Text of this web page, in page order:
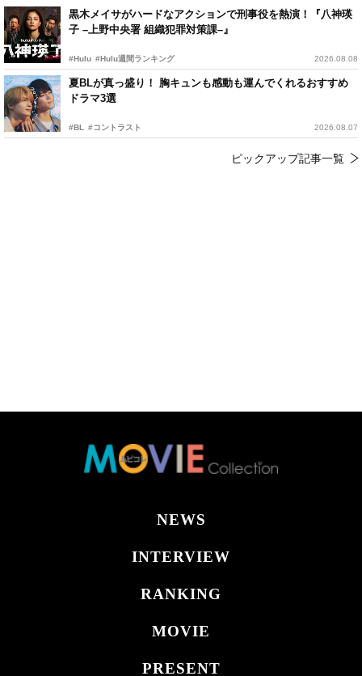
黒木メイサがハードなアクションで刑事役を熱演！『八神瑛
子 –上野中央署 組織犯罪対策課–』
#Hulu #Hulu週間ランキング 2026.08.08
夏BLが真っ盛り！ 胸キュンも感動も運んでくれるおすすめ
ドラマ3選
#BL #コントラスト 2026.08.07
ピックアップ記事一覧
NEWS
INTERVIEW
RANKING
MOVIE
PRESENT